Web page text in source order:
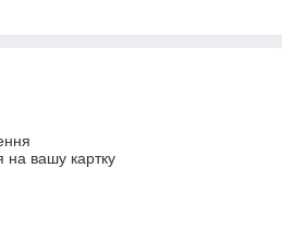
на вашу картку